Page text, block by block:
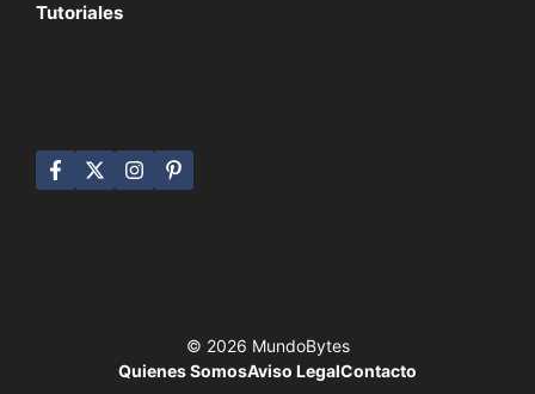
Tutoriales
© 2026 MundoBytes
Quienes SomosAviso LegalContacto